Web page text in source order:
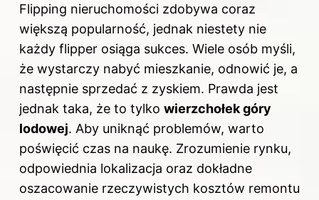
Flipping nieruchomości zdobywa coraz
większą popularność, jednak niestety nie
każdy flipper osiąga sukces. Wiele osób myśli,
że wystarczy nabyć mieszkanie, odnowić je, a
następnie sprzedać z zyskiem. Prawda jest
jednak taka, że to tylko wierzchołek góry
lodowej. Aby uniknąć problemów, warto
poświęcić czas na naukę. Zrozumienie rynku,
odpowiednia lokalizacja oraz dokładne
oszacowanie rzeczywistych kosztów remontu